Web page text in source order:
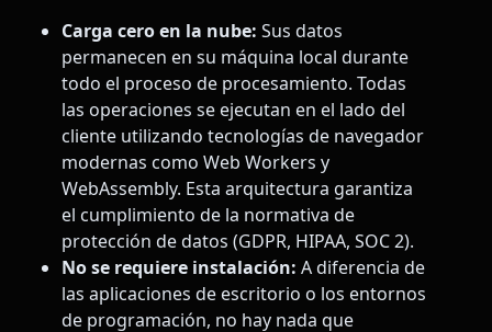
Carga cero en la nube: Sus datos
permanecen en su máquina local durante
todo el proceso de procesamiento. Todas
las operaciones se ejecutan en el lado del
cliente utilizando tecnologías de navegador
modernas como Web Workers y
WebAssembly. Esta arquitectura garantiza
el cumplimiento de la normativa de
protección de datos (GDPR, HIPAA, SOC 2).
No se requiere instalación: A diferencia de
las aplicaciones de escritorio o los entornos
de programación, no hay nada que